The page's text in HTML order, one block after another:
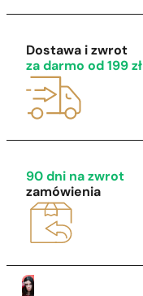
Dostawa i zwrot
za darmo od 199 zł
90 dni na zwrot
zamówienia